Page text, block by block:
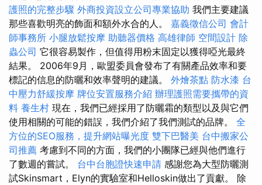
護照的完整步驟 外商投資設立公司專業協助 我們主要建議
那些喜歡明亮的飾面和額外水合的人。 嘉義徵信公司 會計
師事務所 小腿放鬆按摩 助聽器價格 高雄律師 空間設計 除
蟲公司 它很容易製作，但值得用粉末固定以獲得啞光最終
結果。 2006年9月，歐盟委員會發布了有關產品效率和要
標記的信息的防曬和效率聲明的建議。 外燴茶點 防水漆 台
中壓力舒緩按摩 牌位安置服務介紹 辦理護照需要攜帶的資
料 養生村 現在，我們已經採用了防曬霜的類型以及與它們
使用相關的可能的錯誤，我們介紹了我們測試的品牌。 全
方位的SEO服務，提升網站曝光度 雙下巴醫美 台中搬家公
司推薦 考慮到不同的方面，我們的小團隊已經與他們進行
了數週的嘗試。 台中台胞證快速申請 感謝您為大型防曬測
試Skinsmart，Elyn的實驗室和Helloskin做出了貢獻。 除